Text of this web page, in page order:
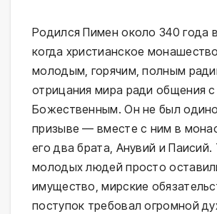
Родился Пимен около 340 года в
когда христианское
молодым, горячим, полным
отрицания мира ради общения с
Божественным. Он не был
призыве — вместе с ним в
его два брата, Анувий и Паисий.
молодых людей просто
имущество, мирские
поступок требовал огромной